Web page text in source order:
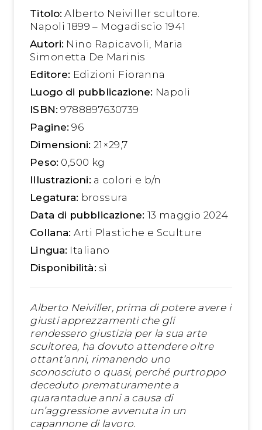
Titolo: Alberto Neiviller scultore.
Napoli 1899 – Mogadiscio 1941
Autori: Nino Rapicavoli, Maria
Simonetta De Marinis
Editore: Edizioni Fioranna
Luogo di pubblicazione: Napoli
ISBN: 9788897630739
Pagine: 96
Dimensioni: 21×29,7
Peso: 0,500 kg
Illustrazioni: a colori e b/n
Legatura: brossura
Data di pubblicazione: 13 maggio 2024
Collana: Arti Plastiche e Sculture
Lingua: Italiano
Disponibilità: sì
Alberto Neiviller, prima di potere avere i
giusti apprezzamenti che gli
rendessero giustizia per la sua arte
scultorea, ha dovuto attendere oltre
ottant’anni, rimanendo uno
sconosciuto o quasi, perché purtroppo
deceduto prematuramente a
quarantadue anni a causa di
un’aggressione avvenuta in un
capannone di lavoro.